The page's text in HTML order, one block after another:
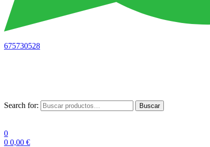
675730528
Search for: Buscar
0
0 0,00 €